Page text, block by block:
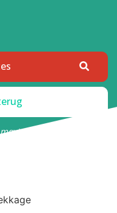
4 bedrijven die